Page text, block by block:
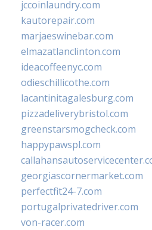
jccoinlaundry.com
kautorepair.com
marjaeswinebar.com
elmazatlanclinton.com
ideacoffeenyc.com
odieschillicothe.com
lacantinitagalesburg.com
pizzadeliverybristol.com
greenstarsmogcheck.com
happypawspl.com
georgiascornermarket.com
perfectfit24-7.com
portugalprivatedriver.com
von-racer.com